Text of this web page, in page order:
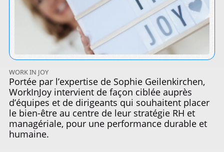
WORK IN JOY
Portée par l’expertise de Sophie Geilenkirchen,
WorkInJoy intervient de façon ciblée auprès
d’équipes et de dirigeants qui souhaitent placer
le bien-être au centre de leur stratégie RH et
managériale, pour une performance durable et
humaine.